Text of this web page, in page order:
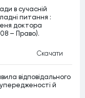
в сучасній
питання :
доктора
– Право).
Скачати
відповідального
й